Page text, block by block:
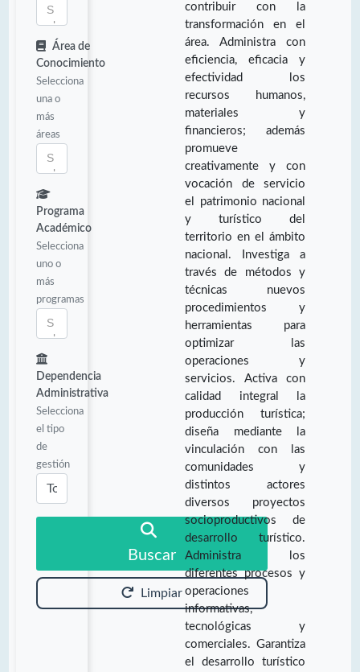
Área de
Conocimiento
Selecciona
una o
más
áreas
Programa
Académico
Selecciona
uno o
más
programas
Dependencia
Administrativa
Selecciona
el tipo
de
gestión
Buscar
Limpiar
contribuir con la
transformación en el
área. Administra con
eficiencia, eficacia y
efectividad los
recursos humanos,
materiales y
financieros; además
promueve
creativamente y con
vocación de servicio
el patrimonio nacional
y turístico del
territorio en el ámbito
nacional. Investiga a
través de métodos y
técnicas nuevos
procedimientos y
herramientas para
optimizar las
operaciones y
servicios. Activa con
calidad integral la
producción turística;
diseña mediante la
vinculación con las
comunidades y
distintos actores
diversos proyectos
socioproductivos de
desarrollo turístico.
Administra los
diferentes procesos y
operaciones
informativas,
tecnológicas y
comerciales. Garantiza
el desarrollo turístico